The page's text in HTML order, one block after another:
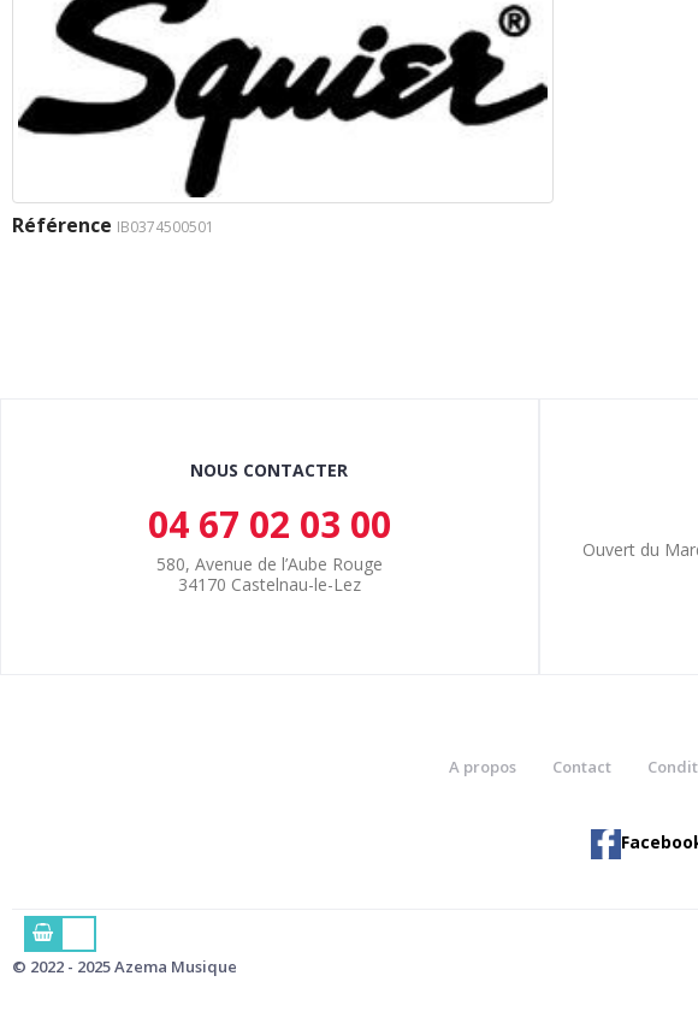
Référence IB0374500501
NOUS CONTACTER
04 67 02 03 00
580, Avenue de l’Aube Rouge
34170 Castelnau-le-Lez
Ouvert du
A propos Contact
© 2022 - 2025 Azema Musique